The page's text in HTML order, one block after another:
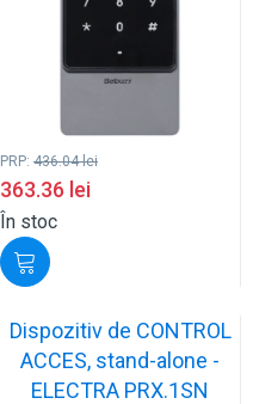
PRP: 436.04lei
363.36 lei
În stoc
Dispozitiv de CONTROL
ACCES, stand-alone -
ELECTRA PRX.1SN